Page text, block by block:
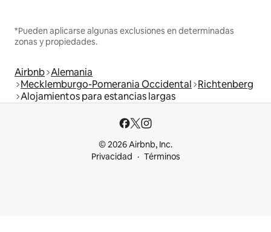
*Pueden aplicarse algunas exclusiones en determinadas
zonas y propiedades.
Airbnb Alemania
Mecklemburgo-Pomerania Occidental Richtenberg
Alojamientos para estancias largas
© 2026 Airbnb, Inc.
Privacidad
Términos